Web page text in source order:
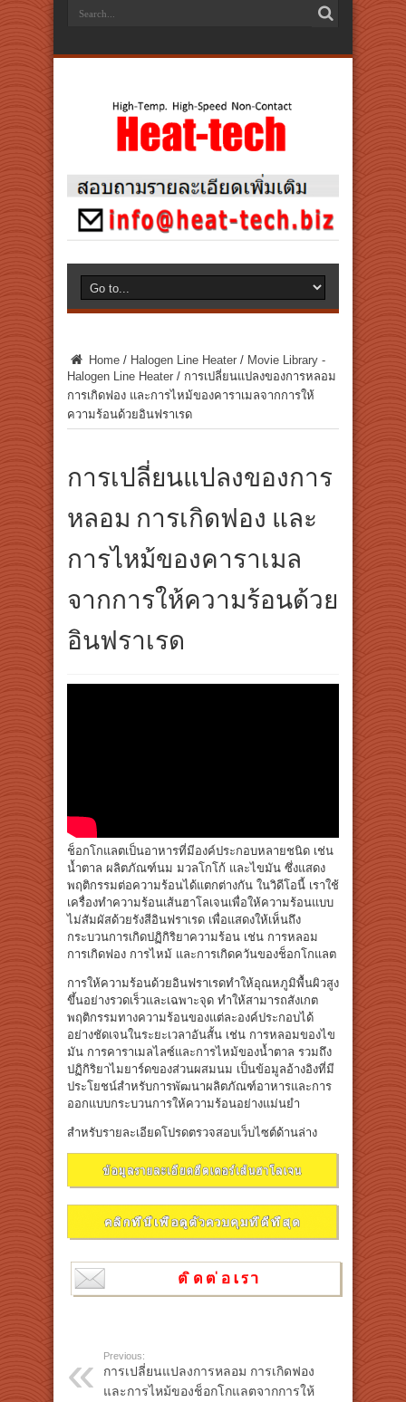
Home / Halogen Line Heater / Movie Library -
Halogen Line Heater / การเปลี่ยนแปลงของการหลอม
การเกิดฟอง และการไหม้ของคาราเมลจากการให้
ความร้อนด้วยอินฟราเรด
การเปลี่ยนแปลงของการ
หลอม การเกิดฟอง และ
การไหม้ของคาราเมล
จากการให้ความร้อนด้วย
อินฟราเรด
ช็อกโกแลตเป็นอาหารที่มีองค์ประกอบหลายชนิด เช่น
น้ำตาล ผลิตภัณฑ์นม มวลโกโก้ และไขมัน ซึ่งแสดง
พฤติกรรมต่อความร้อนได้แตกต่างกัน ในวิดีโอนี้ เราใช้
เครื่องทำความร้อนเส้นฮาโลเจนเพื่อให้ความร้อนแบบ
ไม่สัมผัสด้วยรังสีอินฟราเรด เพื่อแสดงให้เห็นถึง
กระบวนการเกิดปฏิกิริยาความร้อน เช่น การหลอม
การเกิดฟอง การไหม้ และการเกิดควันของช็อกโกแลต
การให้ความร้อนด้วยอินฟราเรดทำให้อุณหภูมิพื้นผิวสูง
ขึ้นอย่างรวดเร็วและเฉพาะจุด ทำให้สามารถสังเกต
พฤติกรรมทางความร้อนของแต่ละองค์ประกอบได้
อย่างชัดเจนในระยะเวลาอันสั้น เช่น การหลอมของไข
มัน การคาราเมลไลซ์และการไหม้ของน้ำตาล รวมถึง
ปฏิกิริยาไมยาร์ดของส่วนผสมนม เป็นข้อมูลอ้างอิงที่มี
ประโยชน์สำหรับการพัฒนาผลิตภัณฑ์อาหารและการ
ออกแบบกระบวนการให้ความร้อนอย่างแม่นยำ
สำหรับรายละเอียดโปรดตรวจสอบเว็บไซต์ด้านล่าง
Previous:
การเปลี่ยนแปลงการหลอม การเกิดฟอง
และการไหม้ของช็อกโกแลตจากการให้